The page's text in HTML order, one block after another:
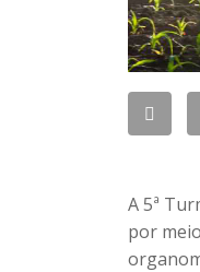
A 5ª
por